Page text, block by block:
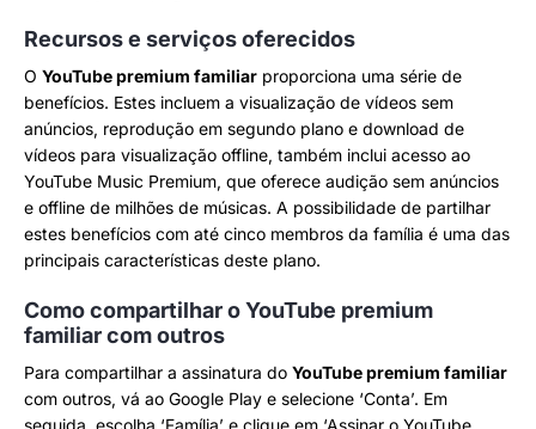
Recursos e serviços oferecidos
O YouTube premium familiar proporciona uma série de
benefícios. Estes incluem a visualização de vídeos sem
anúncios, reprodução em segundo plano e download de
vídeos para visualização offline, também inclui acesso ao
YouTube Music Premium, que oferece audição sem anúncios
e offline de milhões de músicas. A possibilidade de partilhar
estes benefícios com até cinco membros da família é uma das
principais características deste plano.
Como compartilhar o YouTube premium
familiar com outros
Para compartilhar a assinatura do YouTube premium familiar
com outros, vá ao Google Play e selecione ‘Conta’. Em
seguida, escolha ‘Família’ e clique em ‘Assinar o YouTube